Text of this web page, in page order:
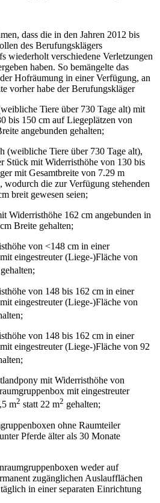
dass die in den Jahren 2012 bis
des Berufungsklägers
wiederholt verschiedene Verletzungen
haben. So bemängelte das
Hofräumung in einer Verfügung, an
vorher habe der Berufungskläger
Tiere über 730 Tage alt) mit
bis 150 cm auf Liegeplätzen von
angebunden gehalten;
(weibliche Tiere über 730 Tage alt),
Stück mit Widerristhöhe von 130 bis
mit Gesamtbreite von 7.29 m
wodurch die zur Verfügung stehenden
breit gewesen seien;
Widerristhöhe 162 cm angebunden in
Breite gehalten;
von <148 cm in einer
eingestreuter (Liege-)Fläche von
gehalten;
von 148 bis 162 cm in einer
eingestreuter (Liege-)Fläche von
von 148 bis 162 cm in einer
eingestreuter (Liege-)Fläche von 92
mit Widerristhöhe von
mit eingestreuter
m2 statt 22 m2 gehalten;
ohne Raumteiler
Pferde älter als 30 Monate
weder auf
zugänglichen Auslaufflächen
in einer separaten Einrichtung